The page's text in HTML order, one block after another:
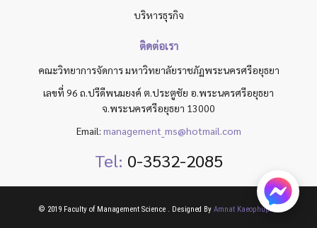
บริหารธุรกิจ
ติดต่อเรา
คณะวิทยาการจัดการ มหาวิทยาลัยราชภัฏพระนครศรีอยุธยา
เลขที่ 96 ถ.ปรีดีพนมยงค์ ต.ประตูชัย อ.พระนครศรีอยุธยา
จ.พระนครศรีอยุธยา 13000
Email: management_ms@hotmail.com
Tel: 0-3532-2085
© 2019 Faculty of Management Science . Designed By Amnat Kaeophupha